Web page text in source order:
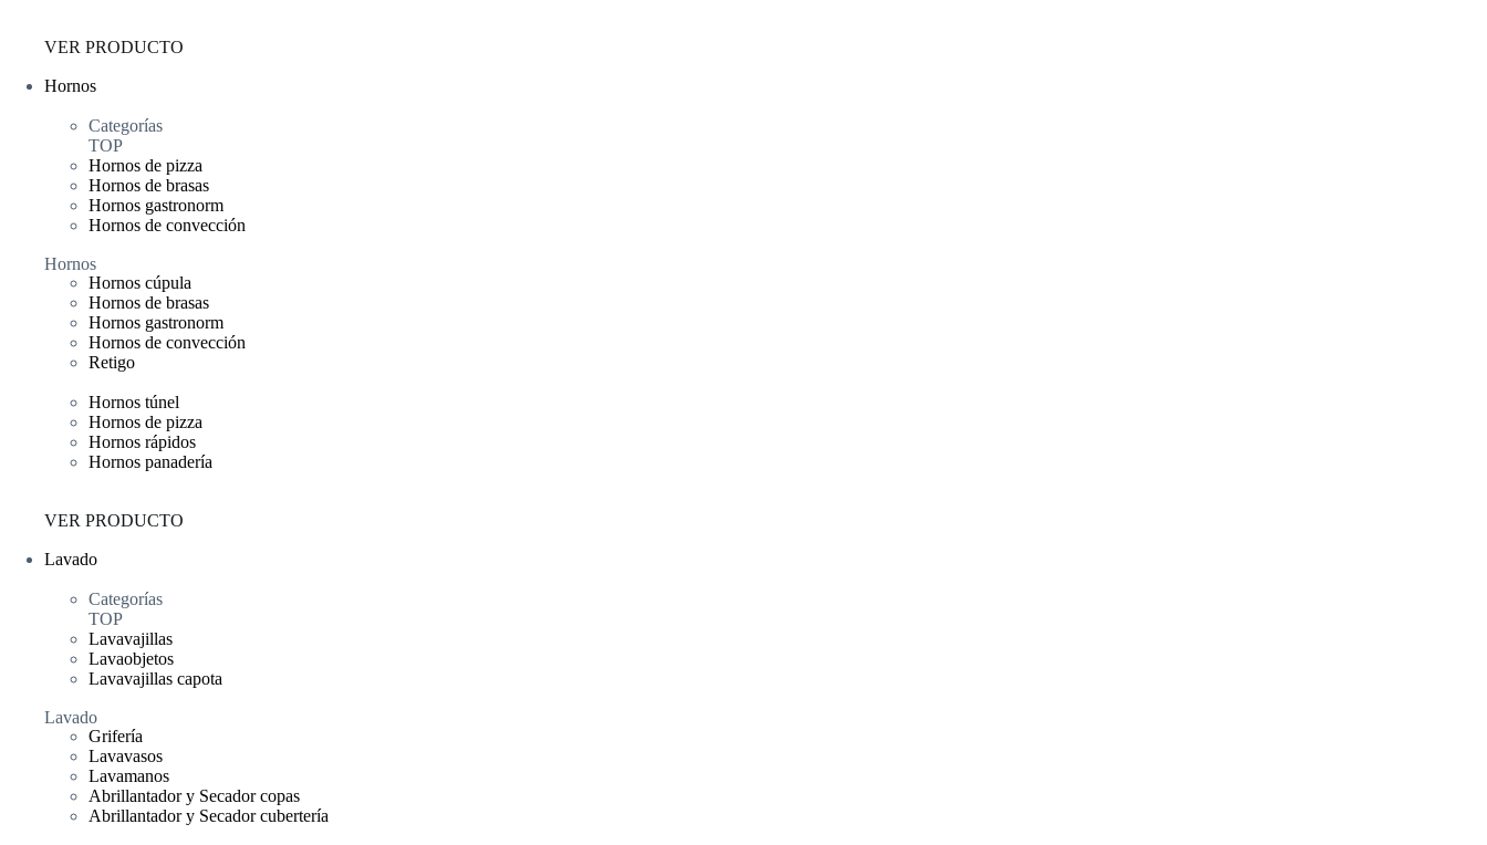
VER PRODUCTO
Hornos
Categorías
TOP
Hornos de pizza
Hornos de brasas
Hornos gastronorm
Hornos de convección
Hornos
Hornos cúpula
Hornos de brasas
Hornos gastronorm
Hornos de convección
Retigo
Hornos túnel
Hornos de pizza
Hornos rápidos
Hornos panadería
VER PRODUCTO
Lavado
Categorías
TOP
Lavavajillas
Lavaobjetos
Lavavajillas capota
Lavado
Grifería
Lavavasos
Lavamanos
Abrillantador y Secador copas
Abrillantador y Secador cubertería